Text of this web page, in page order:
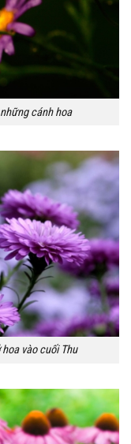
cánh hoa
vào cuối Thu